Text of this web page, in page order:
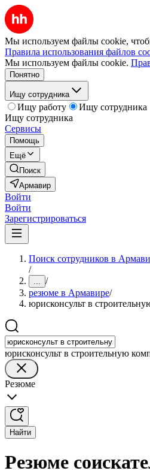
Мы используем файлы cookie,
Правила использования файлов
Мы используем файлы cookie.
Понятно
Ищу сотрудника
Ищу работу
Ищу сотрудника
Ищу сотрудника
Сервисы
Помощь
Ещё
Поиск
Армавир
Войти
Войти
Зарегистрироваться
Поиск сотрудников в
/
... /
резюме в Армавире/
юрисконсульт в
юрисконсульт в строительную
Резюме
Найти
Резюме